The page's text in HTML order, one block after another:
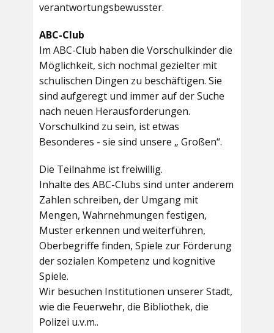
verantwortungsbewusster.
ABC-Club
Im ABC-Club haben die Vorschulkinder die
Möglichkeit, sich nochmal gezielter mit
schulischen Dingen zu beschäftigen. Sie
sind aufgeregt und immer auf der Suche
nach neuen Herausforderungen.
Vorschulkind zu sein, ist etwas
Besonderes - sie sind unsere „ Großen“.
Die Teilnahme ist freiwillig.
Inhalte des ABC-Clubs sind unter anderem
Zahlen schreiben, der Umgang mit
Mengen, Wahrnehmungen festigen,
Muster erkennen und weiterführen,
Oberbegriffe finden, Spiele zur Förderung
der sozialen Kompetenz und kognitive
Spiele.
Wir besuchen Institutionen unserer Stadt,
wie die Feuerwehr, die Bibliothek, die
Polizei u.v.m..